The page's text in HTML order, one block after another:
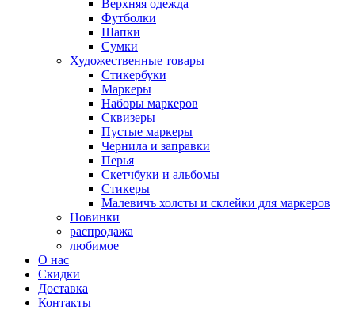
Верхняя одежда
Футболки
Шапки
Сумки
Художественные товары
Стикербуки
Маркеры
Наборы маркеров
Сквизеры
Пустые маркеры
Чернила и заправки
Перья
Скетчбуки и альбомы
Стикеры
Малевичъ холсты и склейки для маркеров
Новинки
распродажа
любимое
О нас
Скидки
Доставка
Контакты